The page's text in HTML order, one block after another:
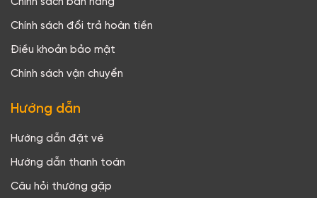
Chính sách đổi trả hoàn tiền
Điều khoản bảo mật
Chính sách vận chuyển
Hướng dẫn
Hướng dẫn đặt vé
Hướng dẫn thanh toán
Câu hỏi thường gặp